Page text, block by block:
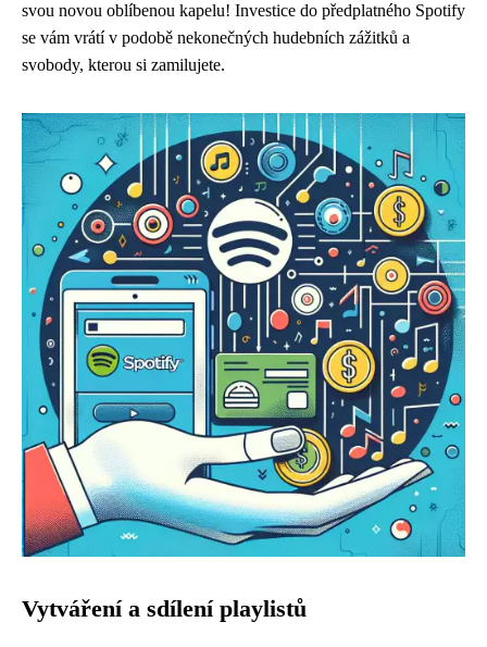
svou novou oblíbenou kapelu! Investice do předplatného Spotify
se vám vrátí v podobě nekonečných hudebních zážitků a
svobody, kterou si zamilujete.
Vytváření a sdílení playlistů